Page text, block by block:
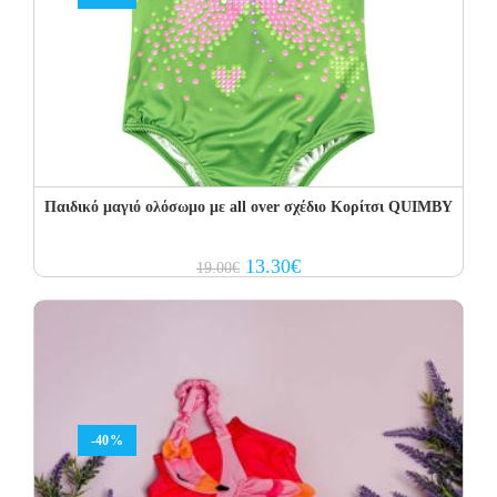
Παιδικό μαγιό ολόσωμο με all over σχέδιο Κορίτσι QUIMBY
19.00€ Original
price
13.30€Current
price
-40%